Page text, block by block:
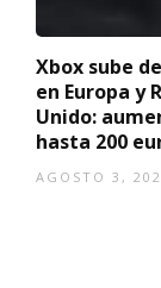
Xbox sube
en Europa y
Unido:
hasta 200
AGOSTO 3,